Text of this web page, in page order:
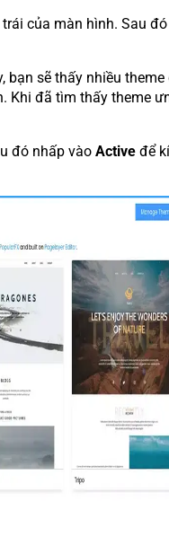
của màn hình. Sau đó
bạn sẽ thấy nhiều theme
Khi đã tìm thấy theme
đó nhấp vào Active để